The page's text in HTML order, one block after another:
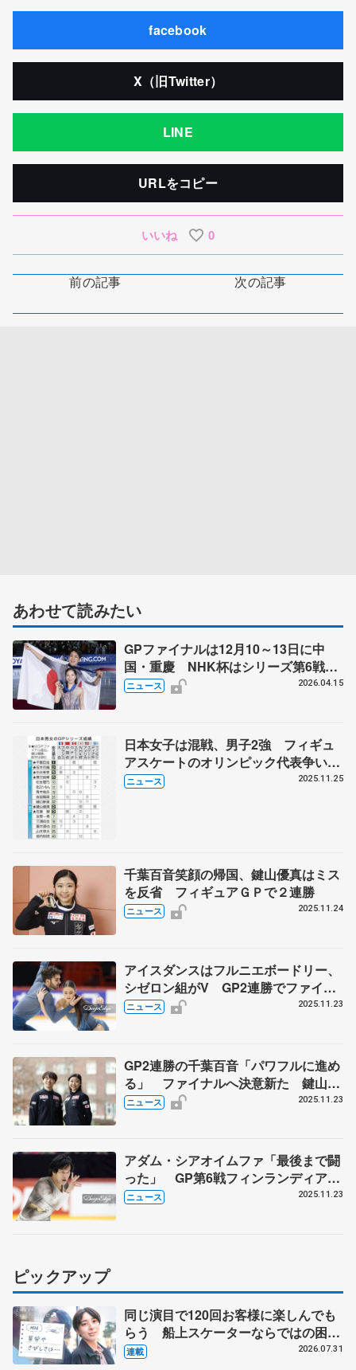
facebook
X（旧Twitter）
LINE
URLをコピー
いいね 0
前の記事 次の記事
あわせて読みたい
GPファイナルは12月10～13日に中
国・重慶 NHK杯はシリーズ第6戦、
11月27～29日に東京 2026～27年シ
ニュース 2026.04.15
日本女子は混戦、男子2強 フィギュ
アスケートのオリンピック代表争い
GPシリーズ全6戦男女総括
ニュース 2025.11.25
千葉百音笑顔の帰国、鍵山優真はミス
を反省 フィギュアＧＰで２連勝
ニュース 2025.11.24
アイスダンスはフルニエボードリー、
シゼロン組がV GP2連勝でファイナ
ル進出 最終第6戦フィンランディア
ニュース 2025.11.23
GP2連勝の千葉百音「パワフルに進め
る」 ファイナルへ決意新た 鍵山優
真は反省 松生理乃「全日本でもいい
ニュース 2025.11.23
アダム・シアオイムファ「最後まで闘
った」 GP第6戦フィンランディア杯
フリー
ニュース 2025.11.23
ピックアップ
同じ演目で120回お客様に楽しんでも
らう 船上スケーターならではの困難
とは 影響あったPIW前キャプテン松
連載 2026.07.31